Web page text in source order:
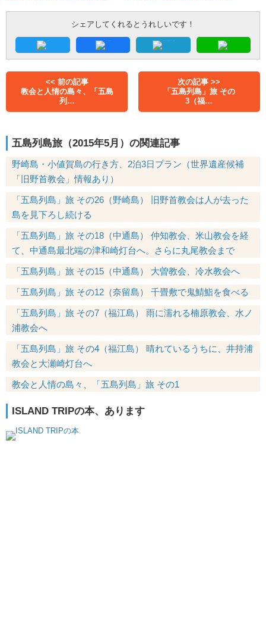
シェアしてくれるとうれしいです！
<< 前の記事
教会と人情の島々、「五島
列…
次の記事 >>
「五島列島」旅 その
3（福…
五島列島旅（2015年5月）の関連記事
野崎島・小値賀島の行き方、2泊3日プラン（世界遺産候補
「旧野首教会」情報あり）
「五島列島」旅 その26（野崎島） 旧野首教会は人が去った
島を見下ろし続ける
「五島列島」旅 その18（中通島） 仲知教会、米山教会を経
て、中通島最北端の津和崎灯台へ。さらに丸尾教会まで
「五島列島」旅 その15（中通島） 大曽教会、冷水教会へ
「五島列島」旅 その12（奈留島） 千畳敷で鬼鯖鮨を食べる
「五島列島」旅 その7（福江島） 雨に濡れる楠原教会、水ノ
浦教会へ
「五島列島」旅 その4（福江島） 晴れているうちに、井持浦
教会と大瀬崎灯台へ
教会と人情の島々、「五島列島」旅 その1
ISLAND TRIPの本、あります